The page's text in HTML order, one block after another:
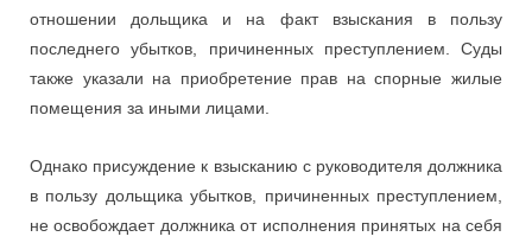
отношении дольщика и на факт взыскания в пользу
последнего убытков, причиненных преступлением. Суды
также указали на приобретение прав на спорные жилые
помещения за иными лицами.
Однако присуждение к взысканию с руководителя должника
в пользу дольщика убытков, причиненных преступлением,
не освобождает должника от исполнения принятых на себя